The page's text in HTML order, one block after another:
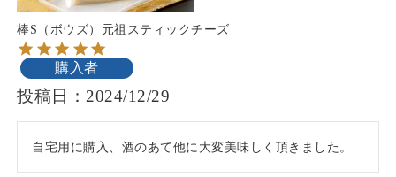
棒S（ボウズ）元祖スティックチーズ
購入者
投稿日 2024/12/29
自宅用に購入、酒のあて他に大変美味しく頂きました。